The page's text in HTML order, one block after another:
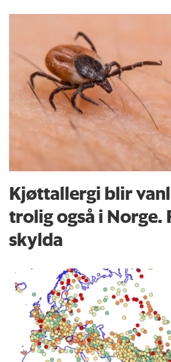
Kjøttallergi blir
trolig også i Norge.
skylda